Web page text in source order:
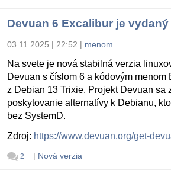
Devuan 6 Excalibur je vydaný
03.11.2025 | 22:52 | menom
Na svete je nová stabilná verzia
Devuan s číslom 6 a kódovým menom
z Debian 13 Trixie. Projekt Devuan sa
poskytovanie alternatívy k Debianu,
bez SystemD.
Zdroj: https://www.devuan.org/get-
2 | Nová verzia